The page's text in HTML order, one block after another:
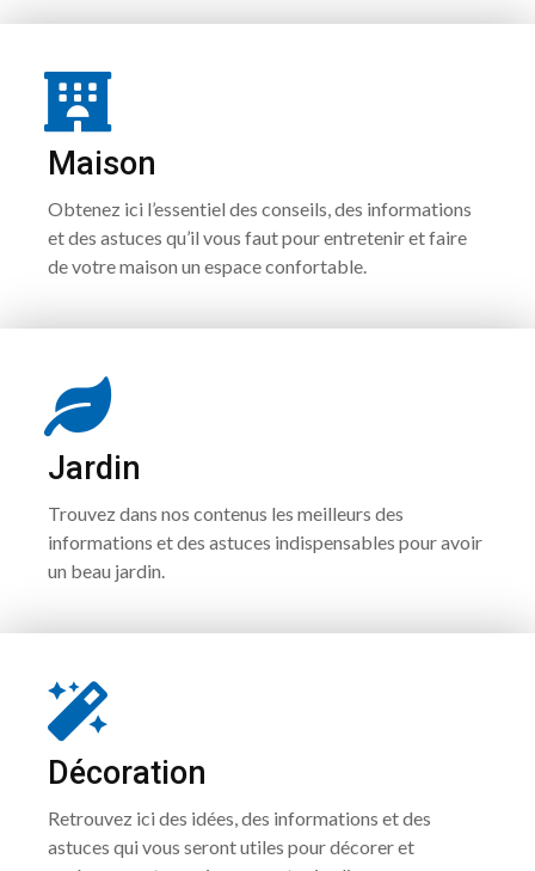
Maison
Obtenez ici l’essentiel des conseils, des informations
et des astuces qu’il vous faut pour entretenir et faire
de votre maison un espace confortable.
Jardin
Trouvez dans nos contenus les meilleurs des
informations et des astuces indispensables pour avoir
un beau jardin.
Décoration
Retrouvez ici des idées, des informations et des
astuces qui vous seront utiles pour décorer et